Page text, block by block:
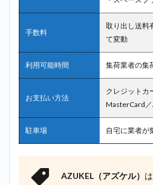
手数料
取り出し送料
て変動
利用可能時間 集荷業者の集
お支払い方法
クレジットカ
MasterCard
駐車場 自宅に業者が
AZUKEL（アズケル） は